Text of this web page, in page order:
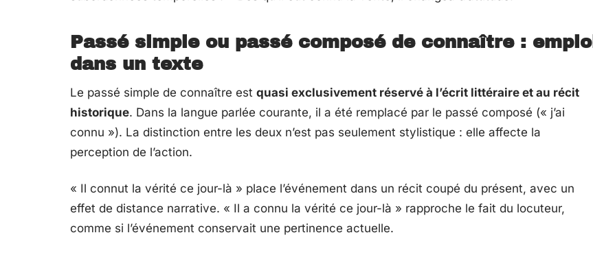
Passé simple ou passé composé de connaître : emploi
dans un texte
Le passé simple de connaître est quasi exclusivement réservé à l’écrit littéraire et au récit
historique. Dans la langue parlée courante, il a été remplacé par le passé composé (« j’ai
connu »). La distinction entre les deux n’est pas seulement stylistique : elle affecte la
perception de l’action.
« Il connut la vérité ce jour-là » place l’événement dans un récit coupé du présent, avec un
effet de distance narrative. « Il a connu la vérité ce jour-là » rapproche le fait du locuteur,
comme si l’événement conservait une pertinence actuelle.